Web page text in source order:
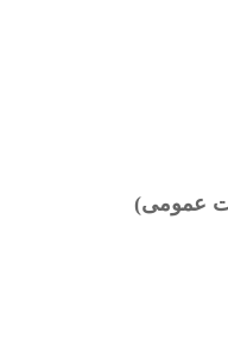
عمومی)